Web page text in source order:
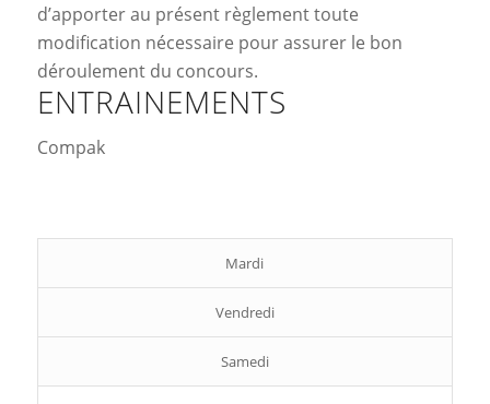
d’apporter au présent règlement toute
modification nécessaire pour assurer le bon
déroulement du concours.
ENTRAINEMENTS
Compak
Mardi
Vendredi
Samedi